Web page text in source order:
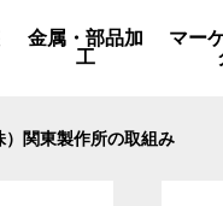
金属・部品加
工
マー
関東製作所の取組み